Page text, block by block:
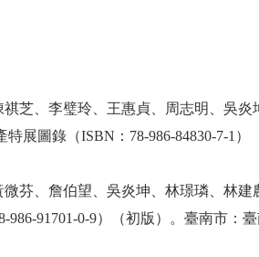
芝、李璧玲、王惠貞、周志明、吳炎
展圖錄（ISBN：78-986-84830-7-1）
芬、詹伯望、吳炎坤、林璟璘、林建
91701-0-9）（初版）。臺南市：